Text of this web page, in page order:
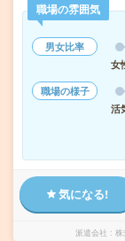
職場の雰囲気
男女比率
女
職場の様子
活
気になる!
派遣会社 株